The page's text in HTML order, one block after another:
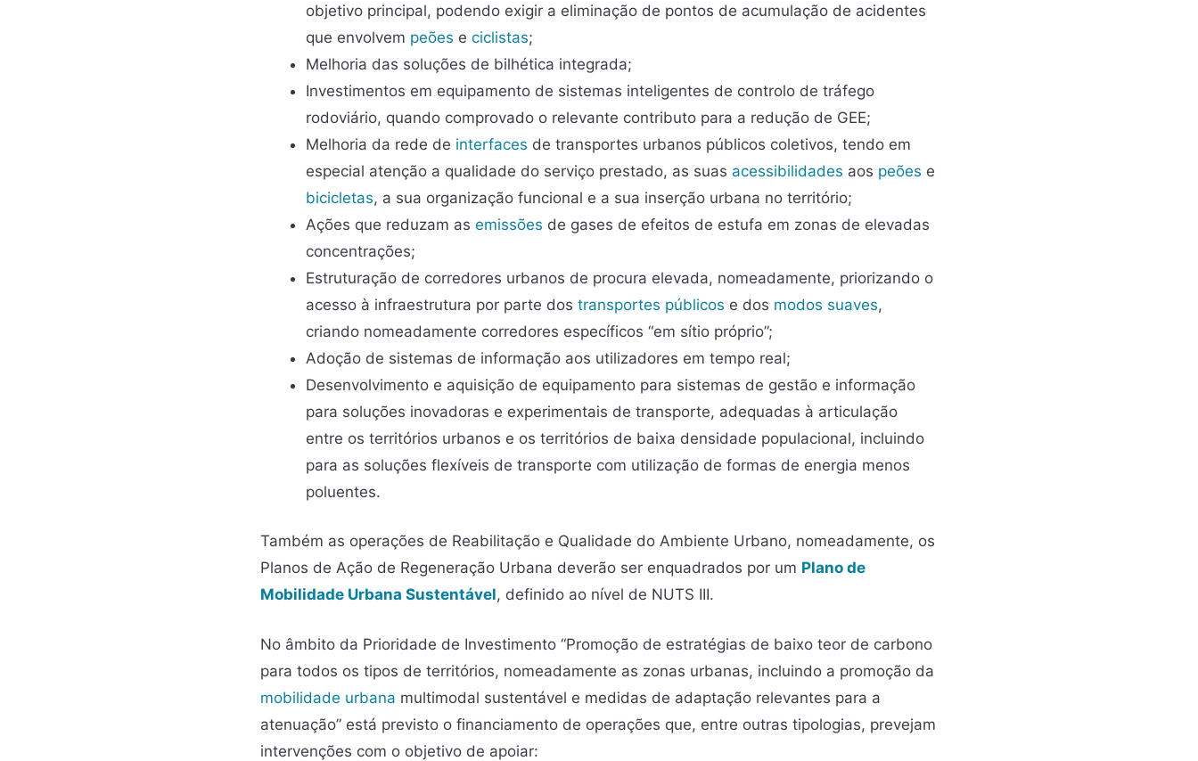
objetivo principal, podendo exigir a eliminação de pontos de acumulação de acidentes
que envolvem peões e ciclistas;
Melhoria das soluções de bilhética integrada;
Investimentos em equipamento de sistemas inteligentes de controlo de tráfego
rodoviário, quando comprovado o relevante contributo para a redução de GEE;
Melhoria da rede de interfaces de transportes urbanos públicos coletivos, tendo em
especial atenção a qualidade do serviço prestado, as suas acessibilidades aos peões e
bicicletas, a sua organização funcional e a sua inserção urbana no território;
Ações que reduzam as emissões de gases de efeitos de estufa em zonas de elevadas
concentrações;
Estruturação de corredores urbanos de procura elevada, nomeadamente, priorizando o
acesso à infraestrutura por parte dos transportes públicos e dos modos suaves,
criando nomeadamente corredores específicos “em sítio próprio”;
Adoção de sistemas de informação aos utilizadores em tempo real;
Desenvolvimento e aquisição de equipamento para sistemas de gestão e informação
para soluções inovadoras e experimentais de transporte, adequadas à articulação
entre os territórios urbanos e os territórios de baixa densidade populacional, incluindo
para as soluções flexíveis de transporte com utilização de formas de energia menos
poluentes.
Também as operações de Reabilitação e Qualidade do Ambiente Urbano, nomeadamente, os
Planos de Ação de Regeneração Urbana deverão ser enquadrados por um Plano de
Mobilidade Urbana Sustentável, definido ao nível de NUTS III.
No âmbito da Prioridade de Investimento “Promoção de estratégias de baixo teor de carbono
para todos os tipos de territórios, nomeadamente as zonas urbanas, incluindo a promoção da
mobilidade urbana multimodal sustentável e medidas de adaptação relevantes para a
atenuação” está previsto o financiamento de operações que, entre outras tipologias, prevejam
intervenções com o objetivo de apoiar: